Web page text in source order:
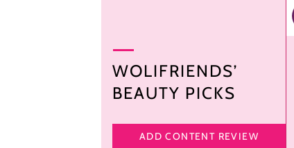
WOLIFRIENDS’
BEAUTY PICKS